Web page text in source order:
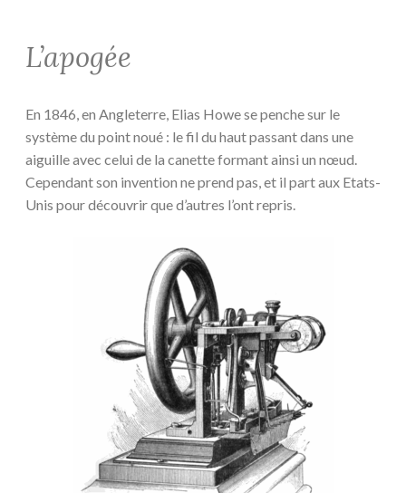
L’apogée
En 1846, en Angleterre, Elias Howe se penche sur le
système du point noué : le fil du haut passant dans une
aiguille avec celui de la canette formant ainsi un nœud.
Cependant son invention ne prend pas, et il part aux Etats-
Unis pour découvrir que d’autres l’ont repris.